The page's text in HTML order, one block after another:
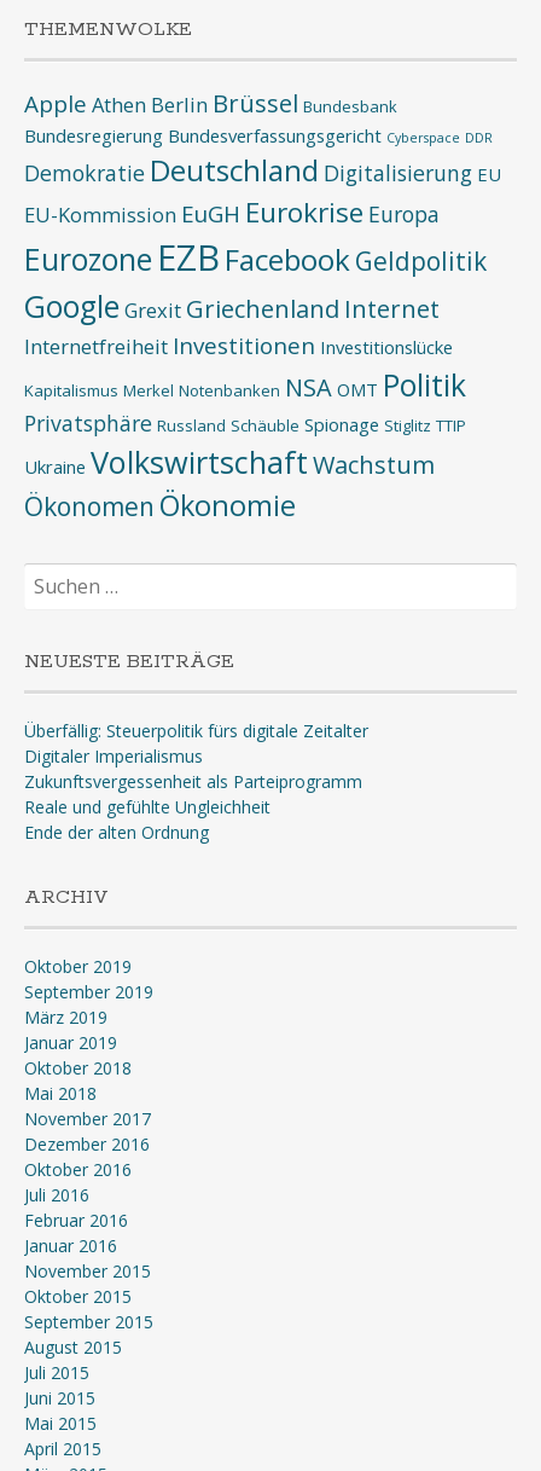
navigation
THEMENWOLKE
Apple Athen Berlin Brüssel Bundesbank
Bundesregierung Bundesverfassungsgericht Cyberspace DDR
Demokratie Deutschland Digitalisierung EU
EU-Kommission EuGH Eurokrise Europa
Eurozone EZB FacebookGeldpolitik
Google Grexit Griechenland Internet
Internetfreiheit Investitionen Investitionslücke
Kapitalismus Merkel Notenbanken NSA OMT Politik
Privatsphäre Russland Schäuble Spionage Stiglitz TTIP
Ukraine VolkswirtschaftWachstum
Ökonomen Ökonomie
Suchen
nach:
NEUESTE BEITRÄGE
Überfällig: Steuerpolitik fürs digitale Zeitalter
Digitaler Imperialismus
Zukunftsvergessenheit als Parteiprogramm
Reale und gefühlte Ungleichheit
Ende der alten Ordnung
ARCHIV
Oktober 2019
September 2019
März 2019
Januar 2019
Oktober 2018
Mai 2018
November 2017
Dezember 2016
Oktober 2016
Juli 2016
Februar 2016
Januar 2016
November 2015
Oktober 2015
September 2015
August 2015
Juli 2015
Juni 2015
Mai 2015
April 2015